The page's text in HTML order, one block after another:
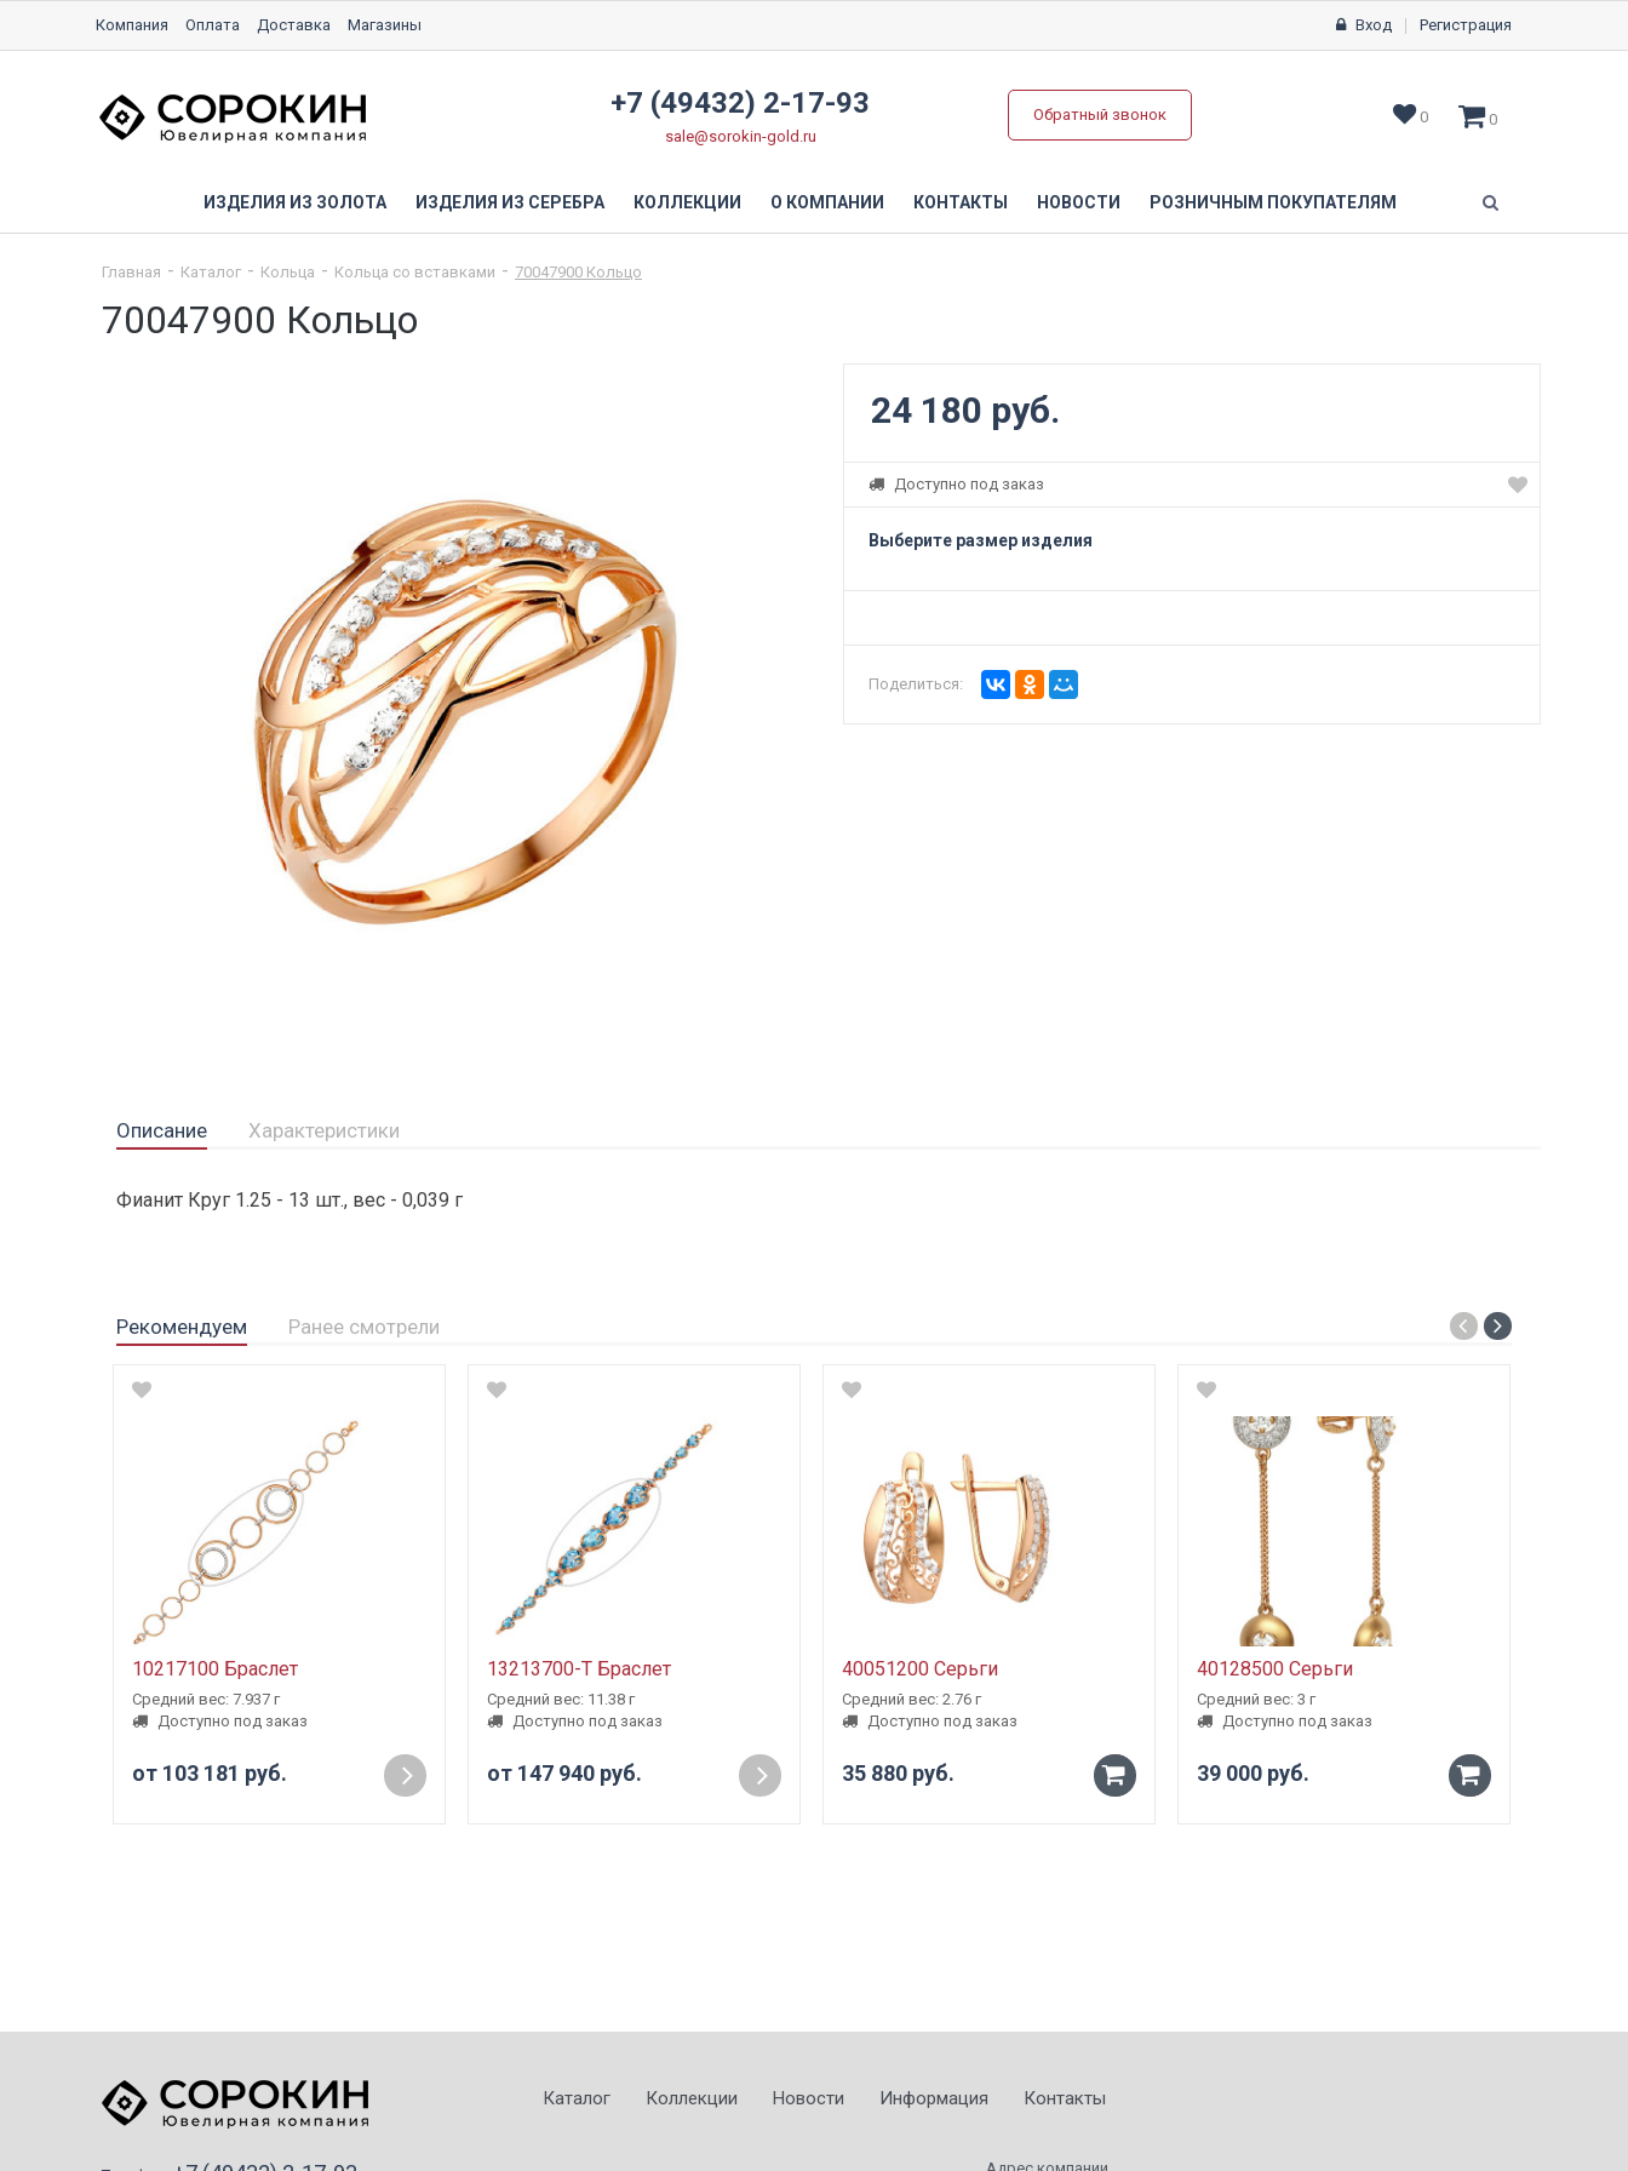
Компания Оплата Доставка Магазины Вход Регистрация
+7 (49432) 2-17-93
sale@sorokin-gold.ru
Обратный звонок 0 0
ИЗДЕЛИЯ ИЗ ЗОЛОТА ИЗДЕЛИЯ ИЗ СЕРЕБРА КОЛЛЕКЦИИ О КОМПАНИИ КОНТАКТЫ НОВОСТИ РОЗНИЧНЫМ ПОКУПАТЕЛЯМ
Главная Каталог Кольца Кольца со вставками 70047900 Кольцо
70047900 Кольцо
24 180 руб.
Доступно под заказ
Выберите размер изделия
Поделиться:
Описание Характеристики
Фианит Круг 1.25 - 13 шт., вес - 0,039 г
Рекомендуем Ранее смотрели
10217100 Браслет
Средний вес: 7.937 г
Доступно под заказ
от 103 181 руб.
13213700-Т Браслет
Средний вес: 11.38 г
Доступно под заказ
от 147 940 руб.
40051200 Серьги
Средний вес: 2.76 г
Доступно под заказ
35 880 руб. -
40128500 Серьги
Средний вес: 3 г
Доступно под заказ
39 000 руб. -
Каталог Коллекции Новости Информация Контакты